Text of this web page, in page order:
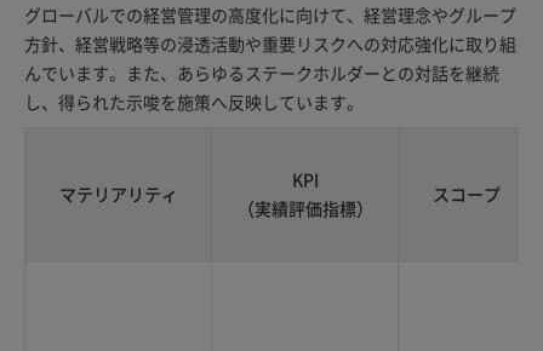
グローバルでの経営管理の高度化に向けて、経営理念やグループ
方針、経営戦略等の浸透活動や重要リスクへの対応強化に取り組
んでいます。また、あらゆるステークホルダーとの対話を継続
し、得られた示唆を施策へ反映しています。
マテリアリティ
KPI
（実績評価指標）
スコープ